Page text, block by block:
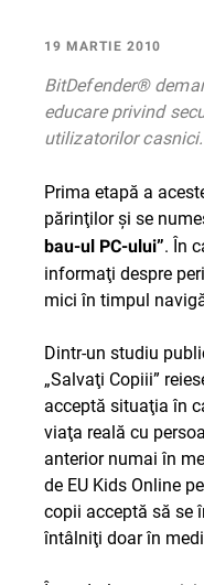
19 MARTIE 2010
BitDefender®
educare privind
utilizatorilor casnici.
Prima etapă a
părinţilor şi se
bau-ul PC-ului”. În
informaţi despre
mici în timpul
Dintr-un studiu
„Salvaţi Copiii”
acceptă situaţia în
viaţa reală cu
anterior numai în
de EU Kids Online
copii acceptă să se
întâlniţi doar în